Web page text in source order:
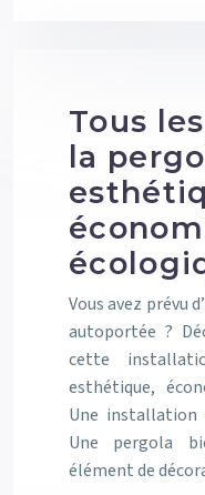
Tous
la
Vous avez prévu
autoportée ?
cette
esthétique,
Une installation
Une pergola
élément de